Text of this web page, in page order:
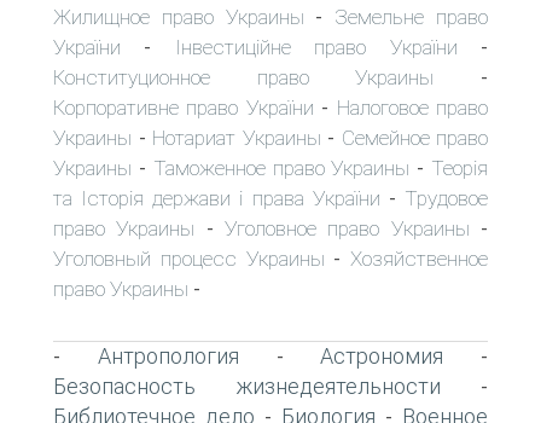
Жилищное право Украины - Земельне право
України - Інвестиційне право України -
Конституционное право Украины -
Корпоративне право України - Налоговое право
Украины - Нотариат Украины - Семейное право
Украины - Таможенное право Украины - Теорія
та Історія держави і права України - Трудовое
право Украины -Уголовное право Украины -
Уголовный процесс Украины - Хозяйственное
право Украины -
- Антропология -Астрономия -
Безопасность жизнедеятельности -
Библиотечное дело - Биология - Военное